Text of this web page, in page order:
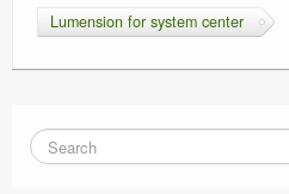
Lumension for system center